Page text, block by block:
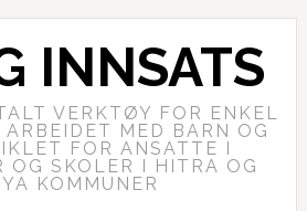
INNSATS
VERKTØY FOR ENKEL
MED BARN OG
FOR ANSATTE I
OG SKOLER I HITRA OG
KOMMUNER